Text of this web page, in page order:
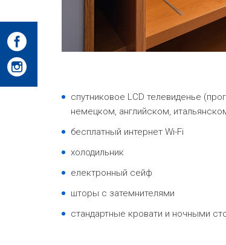
спутниковое LCD телевиденье
немецком, английском,
бесплатный интернет Wi-Fi
холодильник
електронный сейф
шторы с затемнителями
стандартные кровати и ночными